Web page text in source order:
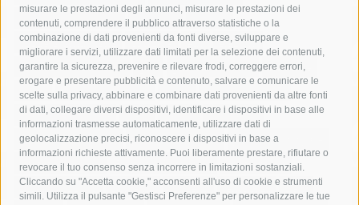
misurare le prestazioni degli annunci, misurare le prestazioni dei
contenuti, comprendere il pubblico attraverso statistiche o la
combinazione di dati provenienti da fonti diverse, sviluppare e
migliorare i servizi, utilizzare dati limitati per la selezione dei contenuti,
garantire la sicurezza, prevenire e rilevare frodi, correggere errori,
erogare e presentare pubblicità e contenuto, salvare e comunicare le
scelte sulla privacy, abbinare e combinare dati provenienti da altre fonti
di dati, collegare diversi dispositivi, identificare i dispositivi in base alle
informazioni trasmesse automaticamente, utilizzare dati di
geolocalizzazione precisi, riconoscere i dispositivi in base a
informazioni richieste attivamente. Puoi liberamente prestare, rifiutare o
revocare il tuo consenso senza incorrere in limitazioni sostanziali.
Cliccando su "Accetta cookie," acconsenti all'uso di cookie e strumenti
simili. Utilizza il pulsante "Gestisci Preferenze" per personalizzare le tue
comune di sorrento
concerto
contagi
costiera amalfitana
covid-19 eav
elezioni
fondazione sorrento
gori guardia costiera
incidente
lavori
lorenzo balducelli mare
massa lubrense
massimo coppola
Meta napoli
ordinanza
penisola sorrentina
piano di sorrento
polizia municipale
protezione civile
Regione Campania
sant'agnello
sindaco cuomo
sorrento studenti temporali
treni